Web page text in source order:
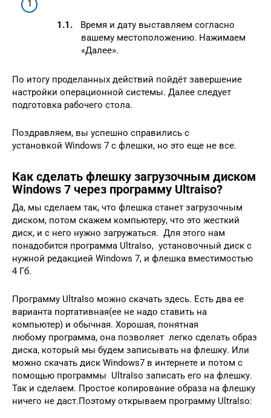
Время и дату выставляем согласно
вашему местоположению. Нажимаем
«Далее».
По итогу проделанных действий пойдёт завершение
настройки операционной системы. Далее следует
подготовка рабочего стола.
Поздравляем, вы успешно справились с
установкой Windows 7 с флешки, но это еще не все.
Как сделать флешку загрузочным диском
Windows 7 через программу Ultraiso?
Да, мы сделаем так, что флешка станет загрузочным
диском, потом скажем компьютеру, что это жесткий
диск, и с него нужно загружаться. Для этого нам
понадобится программа UltraIso, установочный диск с
нужной редакцией Windows 7, и флешка вместимостью
4 Гб.
Программу UltraIso можно скачать здесь. Есть два ее
варианта портативная(ее не надо ставить на
компьютер) и обычная. Хорошая, понятная
любому программа, она позволяет легко сделать образ
диска, который мы будем записывать на флешку. Или
можно скачать диск Windows7 в интернете и потом с
помощью программы UltraIso записать его на флешку.
Так и сделаем. Простое копирование образа на флешку
ничего не даст.Поэтому открываем программу UltraIso: